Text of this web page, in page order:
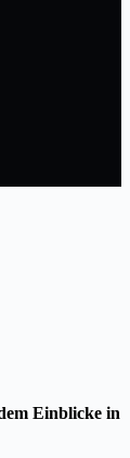
Einblicke in